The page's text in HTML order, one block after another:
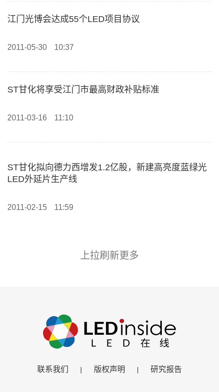
江门光博会达成55个LED项目协议
2011-05-30 10:37
ST甘化将享受江门市最高财政补贴标准
2011-03-16 11:10
ST甘化拟向德力西增发1.2亿股，新建高亮度蓝绿光
LED外延片生产线
2011-02-15 11:59
上拉刷新更多
联系我们 | 版权声明 | 研究报告